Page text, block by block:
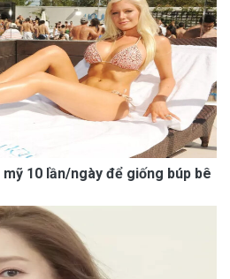
10 lần/ngày để giống búp bê